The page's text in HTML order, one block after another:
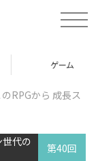
t
o
e
v
i
ゲーム
RPGから 成長ス
代の
第40回